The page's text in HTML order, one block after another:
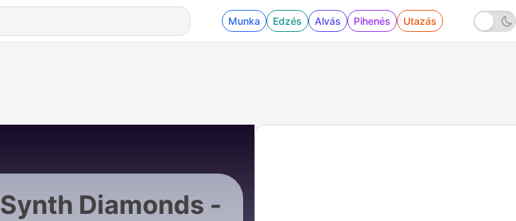
Munka Edzés Alvás Pihenés Utazás
Synth Diamonds -